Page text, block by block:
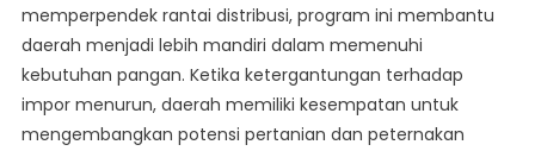
memperpendek rantai distribusi, program ini membantu
daerah menjadi lebih mandiri dalam memenuhi
kebutuhan pangan. Ketika ketergantungan terhadap
impor menurun, daerah memiliki kesempatan untuk
mengembangkan potensi pertanian dan peternakan